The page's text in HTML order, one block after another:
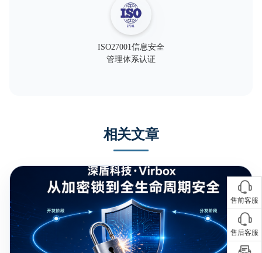
ISO27001信息安全
管理体系认证
相关文章
售前客服
售后客服